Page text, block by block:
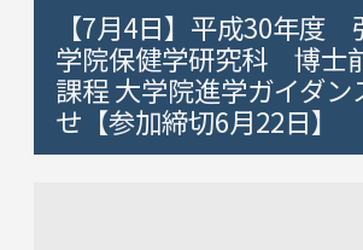
【7月4日】平成30年度
学院保健学研究科 博士
課程 大学院進学ガイダン
せ【参加締切6月22日】